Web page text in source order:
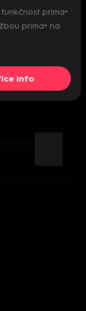
prima+
prima+ na
info